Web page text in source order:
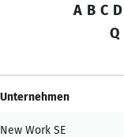
A B C D
Q
Unternehmen
New Work SE